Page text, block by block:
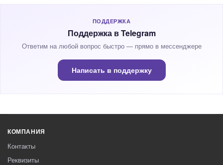
ПОДДЕРЖКА
Поддержка в Telegram
Ответим на любой вопрос быстро — прямо в мессенджере
Написать в поддержку
КОМПАНИЯ
Контакты
Реквизиты